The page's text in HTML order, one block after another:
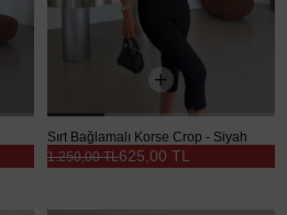
Sırt Bağlamalı Korse Crop - Siyah
625,00 TL
1.250,00 TL